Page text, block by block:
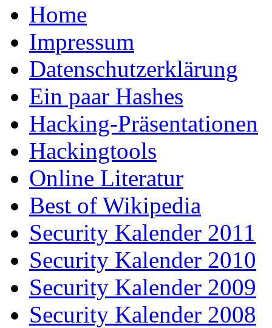
Home
Impressum
Datenschutzerklärung
Ein paar Hashes
Hacking-Präsentationen
Hackingtools
Online Literatur
Best of Wikipedia
Security Kalender 2011
Security Kalender 2010
Security Kalender 2009
Security Kalender 2008